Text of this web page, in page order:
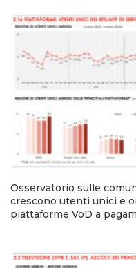
Osservatorio sulle
crescono utenti unici e
piattaforme VoD a